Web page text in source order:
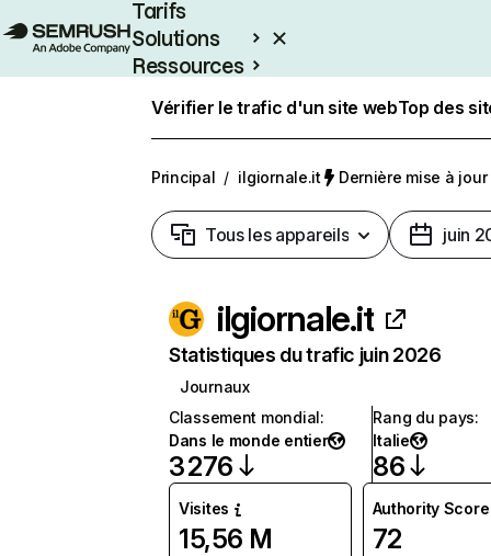
Tarifs
Solutions
Ressources
Vérifier le trafic d'un site webTop des
Principal / ilgiornale.it Dernière mise à
Tous les appareils juin
ilgiornale.it
Statistiques du trafic juin 2026
Journaux
Classement mondial:
Dans le monde entier
3 276
Rang du pays:
Italie
86
Visites
15,56 M
Authority Score
72